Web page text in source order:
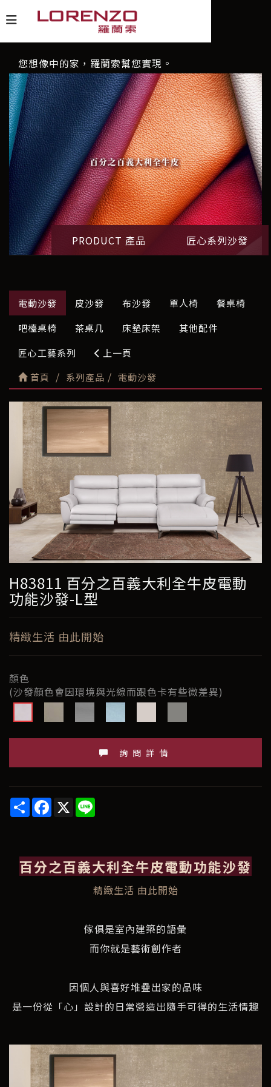
您想像中的家，羅蘭索幫您實現。
PRODUCT 產品 匠心系列沙發
電動沙發 皮沙發 布沙發 單人椅
餐桌椅
吧檯桌椅
茶桌几 床墊床架
其他配件
匠心工藝系列
上一頁
首頁
系列產品 電動沙發
H83811 百分之百義大利全牛皮電動
功能沙發-L型
精緻生活 由此開始
顏色
(沙發顏色會因環境與光線而跟色卡有些微差異)
詢問詳情
ShareFacebook
X
百分之百義大利全牛皮電動功能沙發
精緻生活 由此開始
傢俱是室內建築的語彙
而你就是藝術創作者
因個人與喜好堆疊出家的品味
是一份從「心」設計的日常營造出隨手可得的生活情趣